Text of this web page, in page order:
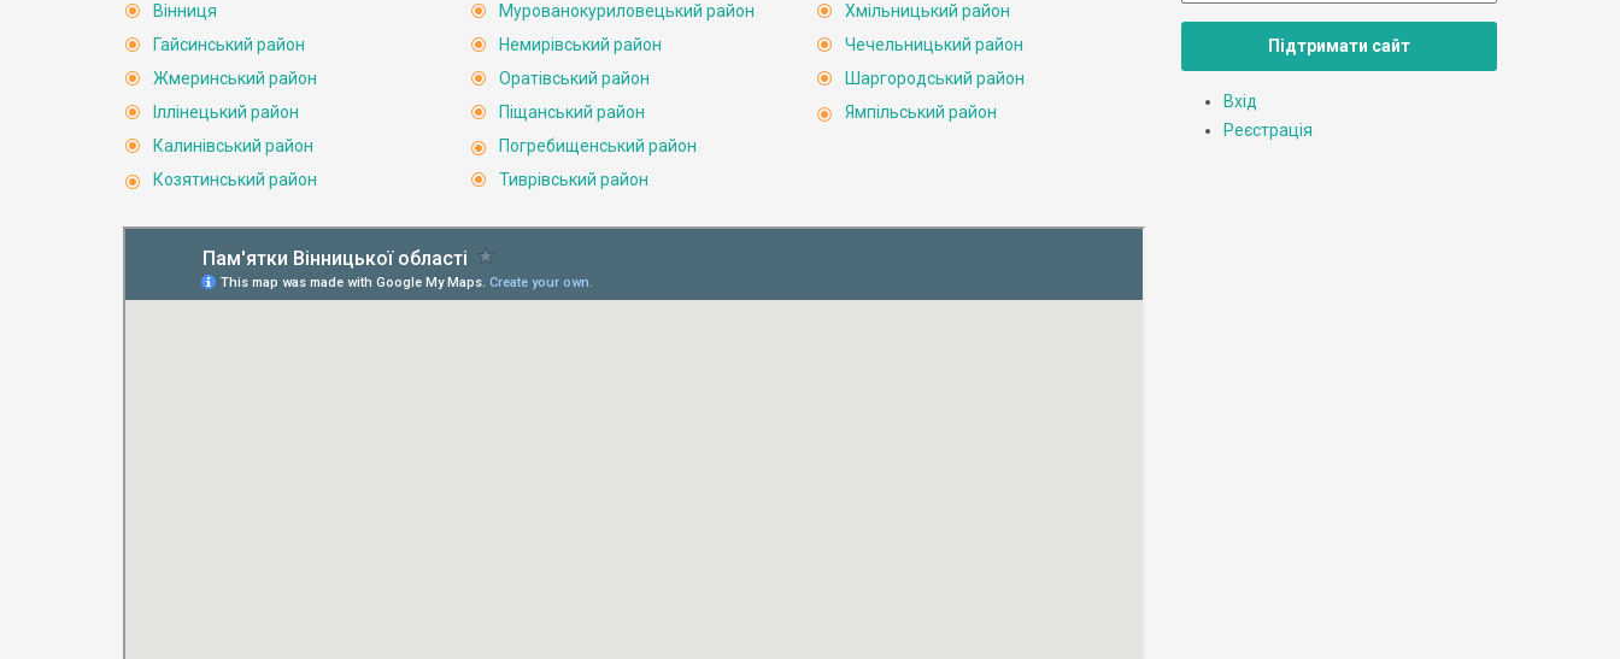
Вінниця
Гайсинський район
Жмеринський район
Іллінецький район
Калинівський район
Козятинський район
Мурованокуриловецький район
Немирівський район
Оратівський район
Піщанський район
Погребищенський район
Тиврівський район
Хмільницький район
Чечельницький район
Шаргородський район
Ямпільський район
Підтримати сайт
Вхід
Реєстрація